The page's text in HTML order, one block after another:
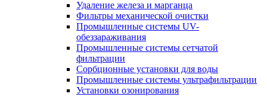
Удаление железа и марганца
Фильтры механической очистки
Промышленные системы UV-
обеззараживания
Промышленные системы сетчатой
фильтрации
Сорбционные установки для воды
Промышленные системы ультрафильтрации
Установки озонирования